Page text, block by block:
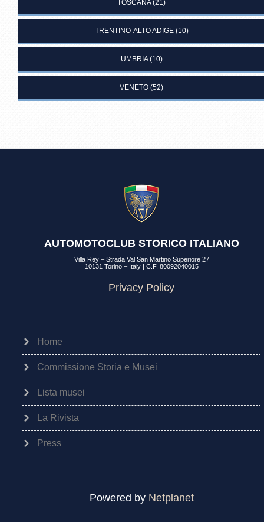
TOSCANA(21)
TRENTINO-ALTO ADIGE(10)
UMBRIA(10)
VENETO (52)
AUTOMOTOCLUB STORICO ITALIANO
Villa Rey – Strada Val San Martino Superiore 27
10131 Torino – Italy | C.F. 80092040015
Privacy Policy
Home
Commissione Storia e Musei
Lista musei
La Rivista
Press
Powered by Netplanet